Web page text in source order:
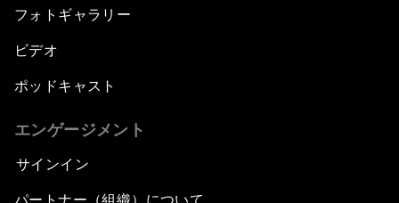
フォトギャラリー
ビデオ
ポッドキャスト
エンゲージメント
サインイン